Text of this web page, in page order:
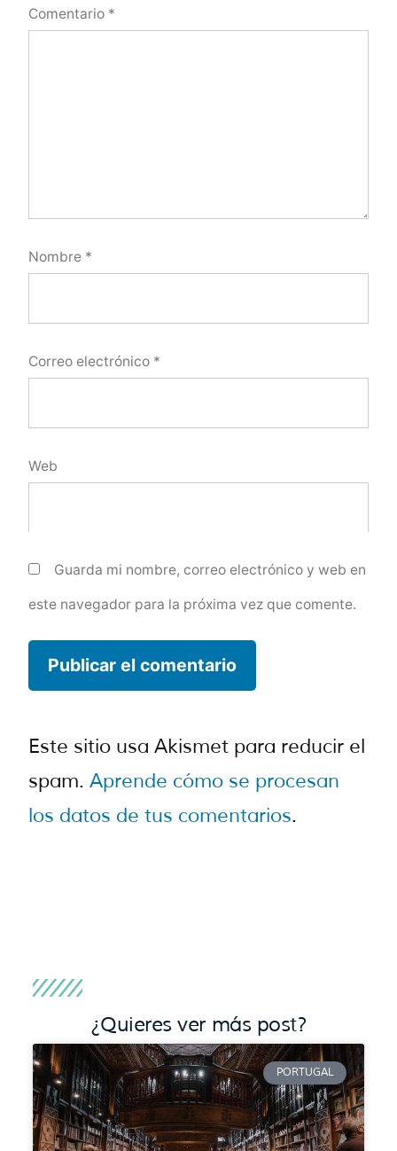
Comentario *
Nombre *
Correo electrónico *
Web
Guarda mi nombre, correo electrónico y web en
este navegador para la próxima vez que comente.
Este sitio usa Akismet para reducir el
spam. Aprende cómo se procesan
los datos de tus comentarios.
¿Quieres ver más post?
PORTUGAL